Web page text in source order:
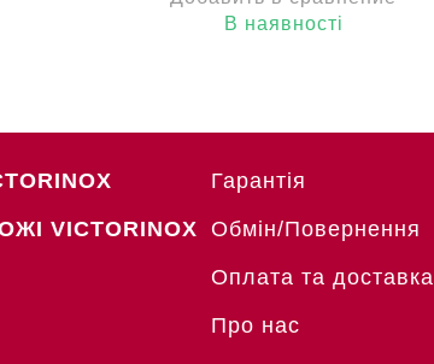
В наявності
VICTORINOX
Гарантія
Обмін/Повернення
Оплата та доставка
Про нас